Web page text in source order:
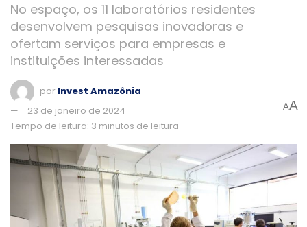
No espaço, os 11 laboratórios residentes
desenvolvem pesquisas inovadoras e
ofertam serviços para empresas e
instituições interessadas
por Invest Amazônia
23 de janeiro de 2024
Tempo de leitura: 3 minutos de leitura
AA